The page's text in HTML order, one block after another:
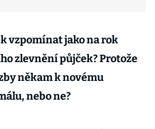
vzpomínat jako na rok
zlevnění půjček? Protože
někam k novému
nebo ne?